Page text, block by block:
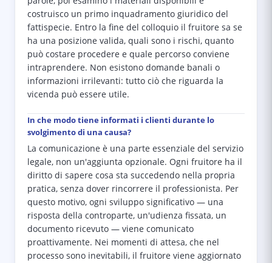
costruisco un primo inquadramento giuridico del
fattispecie. Entro la fine del colloquio il fruitore sa se
ha una posizione valida, quali sono i rischi, quanto
può costare procedere e quale percorso conviene
intraprendere. Non esistono domande banali o
informazioni irrilevanti: tutto ciò che riguarda la
vicenda può essere utile.
In che modo tiene informati i clienti durante lo
svolgimento di una causa?
La comunicazione è una parte essenziale del servizio
legale, non un'aggiunta opzionale. Ogni fruitore ha il
diritto di sapere cosa sta succedendo nella propria
pratica, senza dover rincorrere il professionista. Per
questo motivo, ogni sviluppo significativo — una
risposta della controparte, un'udienza fissata, un
documento ricevuto — viene comunicato
proattivamente. Nei momenti di attesa, che nel
processo sono inevitabili, il fruitore viene aggiornato